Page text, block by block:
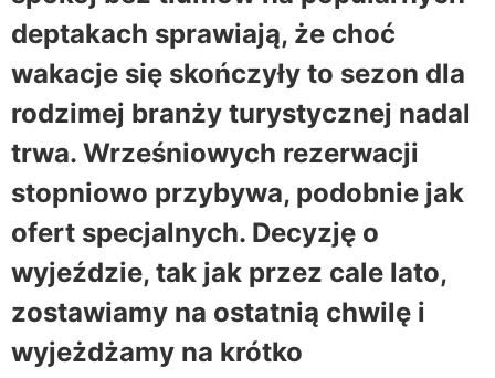
deptakach sprawiają, że choć
wakacje się skończyły to sezon dla
rodzimej branży turystycznej nadal
trwa. Wrześniowych rezerwacji
stopniowo przybywa, podobnie jak
ofert specjalnych. Decyzję o
wyjeździe, tak jak przez cale lato,
zostawiamy na ostatnią chwilę i
wyjeżdżamy na krótko